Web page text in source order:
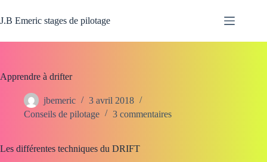
au
contenu
J.B Emeric stages de pilotage
Apprendre à drifter
jbemeric
3 avril 2018
Conseils de pilotage
3 commentaires
Les différentes techniques du DRIFT